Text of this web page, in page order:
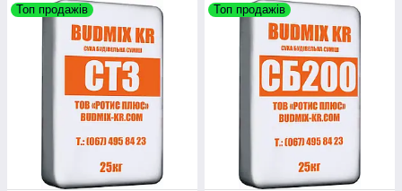
Топ продажів Топ продажів